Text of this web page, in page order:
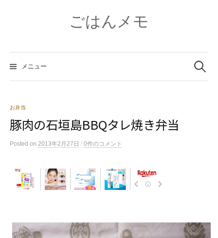
ス
キ
プ
ごはんメモ
メニュー
索:
お弁当
豚肉の石垣島BBQタレ焼き弁当
Posted on 2013年2月27日 / 0件のコメント